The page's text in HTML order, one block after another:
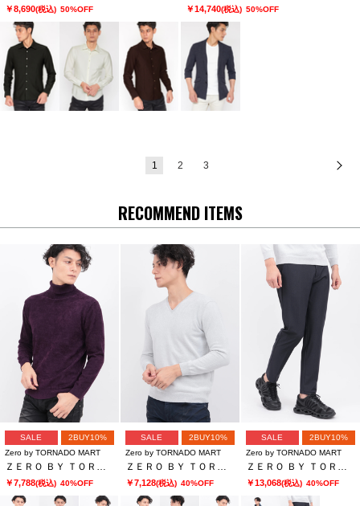
￥8,690(税込) 50%OFF ￥14,740(税込) 50%OFF
1 2 3
RECOMMEND ITEMS
SALE
2BUY10%
Zero by TORNADO MART
￥7,788(税込) 40%OFF
SALE
2BUY10%
Zero by TORNADO MART
￥7,128(税込) 40%OFF
SALE
2BUY10%
Zero by TORNADO MART
￥13,068(税込) 40%OFF